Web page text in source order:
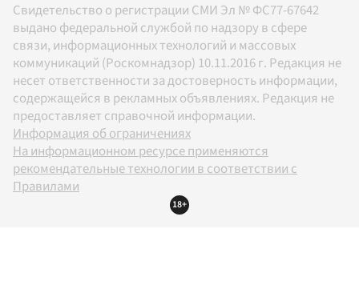
Свидетельство о регистрации СМИ Эл № ФС77-67642
выдано федеральной службой по надзору в сфере
связи, информационных технологий и массовых
коммуникаций (Роскомнадзор) 10.11.2016 г. Редакция не
несет ответственности за достоверность информации,
содержащейся в рекламных объявлениях. Редакция не
предоставляет справочной информации.
Информация об ограничениях
На информационном ресурсе применяются
рекомендательные технологии в соответствии с
Правилами
18+